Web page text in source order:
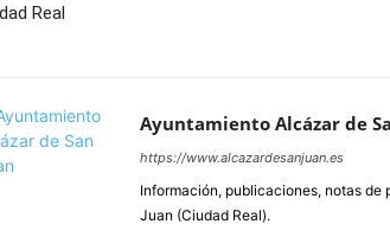
Real
Ayuntamiento Alcázar de
https://www.alcazardesanjuan.es
Información, publicaciones, notas de
Juan (Ciudad Real).